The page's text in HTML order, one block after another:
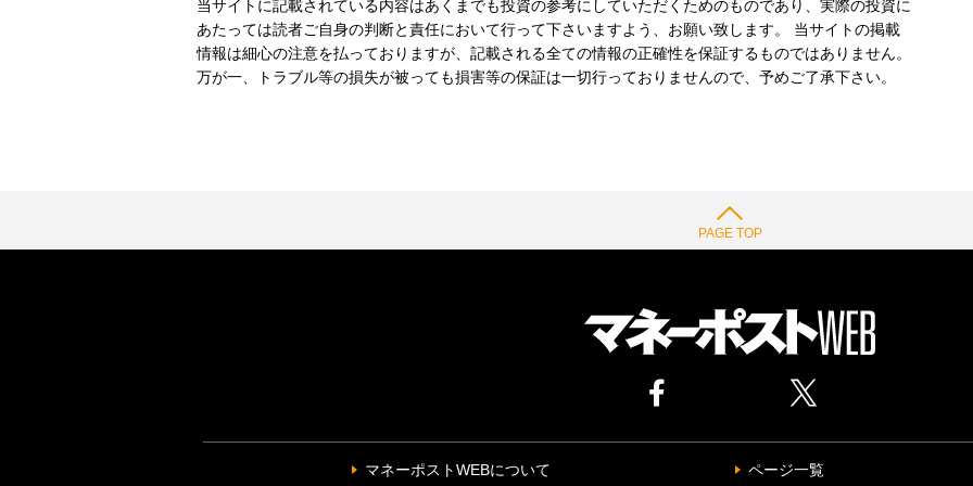
当サイトに記載されている内容はあくまでも投資の参考にしていただくためのものであり、実際の投資に
あたっては読者ご自身の判断と責任において行って下さいますよう、お願い致します。 当サイトの掲載
情報は細心の注意を払っておりますが、記載される全ての情報の正確性を保証するものではありません。
万が一、トラブル等の損失が被っても損害等の保証は一切行っておりませんので、予めご了承下さい。
PAGE TOP
マネーポストWEBについて ページ一覧